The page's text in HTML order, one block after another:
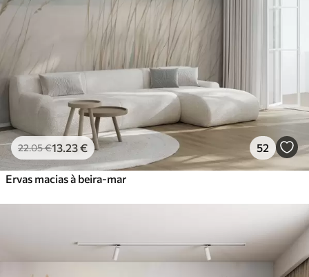
22.05€13 .23€ 52
Ervas macias à beira-mar